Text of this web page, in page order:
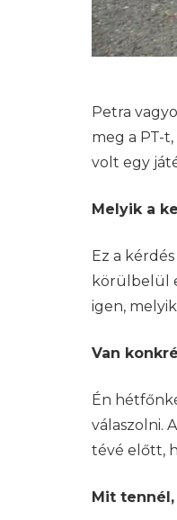
Petra
meg a PT-
volt egy
Melyik a
Ez a
körülbelül
igen,
Van
Én
válaszolni.
tévé előtt,
Mit